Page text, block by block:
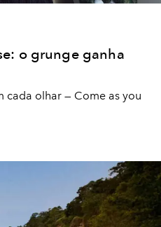
o grunge ganha
cada olhar — Come as you